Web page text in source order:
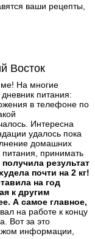
ваши рецепты,
Восток
На многие
питания:
в телефоне по
Интересна
удалось пока
домашних
принимать
получила результат
почти на 2 кг!
на год
к другим
А самое главное,
на работе к концу
Вот за это
информации,